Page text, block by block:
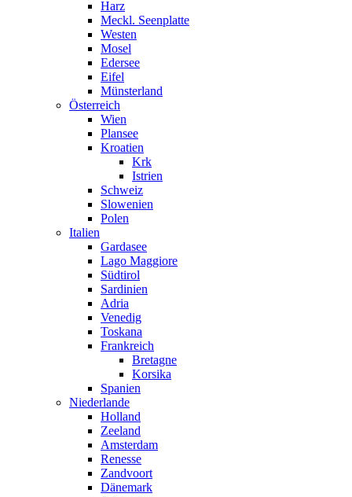
Harz
Meckl. Seenplatte
Westen
Mosel
Edersee
Eifel
Münsterland
Österreich
Wien
Plansee
Kroatien
Krk
Istrien
Schweiz
Slowenien
Polen
Italien
Gardasee
Lago Maggiore
Südtirol
Sardinien
Adria
Venedig
Toskana
Frankreich
Bretagne
Korsika
Spanien
Niederlande
Holland
Zeeland
Amsterdam
Renesse
Zandvoort
Dänemark